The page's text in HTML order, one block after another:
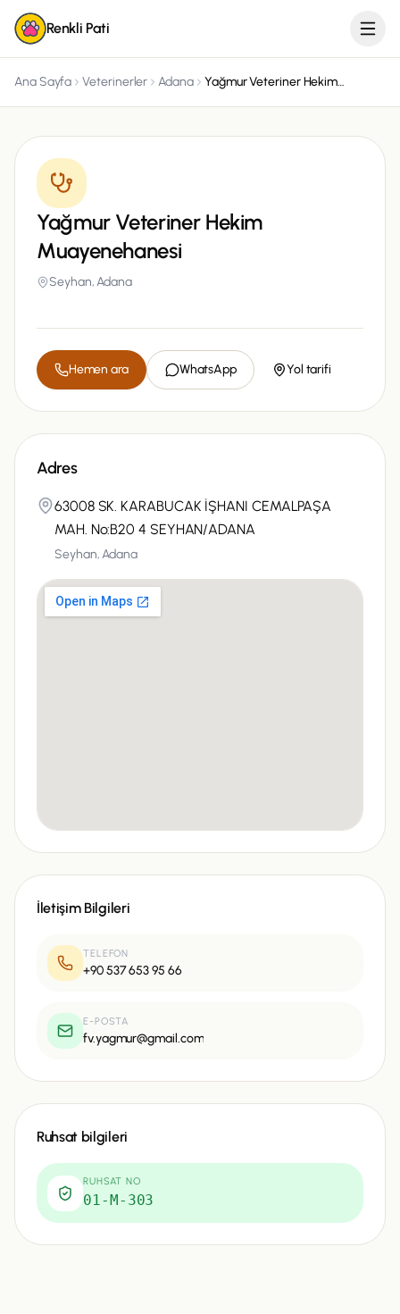
Renkli Pati
Ana Sayfa Veterinerler Adana Yağmur Veteriner Hekim Muayenehanesi
Yağmur Veteriner Hekim
Muayenehanesi
Seyhan,Adana
Hemen ara WhatsApp Yol tarifi
Adres
63008 SK. KARABUCAK İŞHANI CEMALPAŞA
MAH. No:B20 4 SEYHAN/ADANA
Seyhan,Adana
İletişim Bilgileri
TELEFON
+90 537 653 95 66
E-POSTA
fv.yagmur@gmail.com
Ruhsat bilgileri
RUHSAT NO
01-M-303